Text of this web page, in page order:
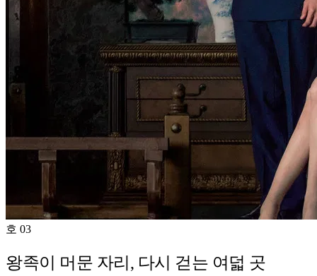
호 03
왕족이 머문 자리, 다시 걷는 여덟 곳